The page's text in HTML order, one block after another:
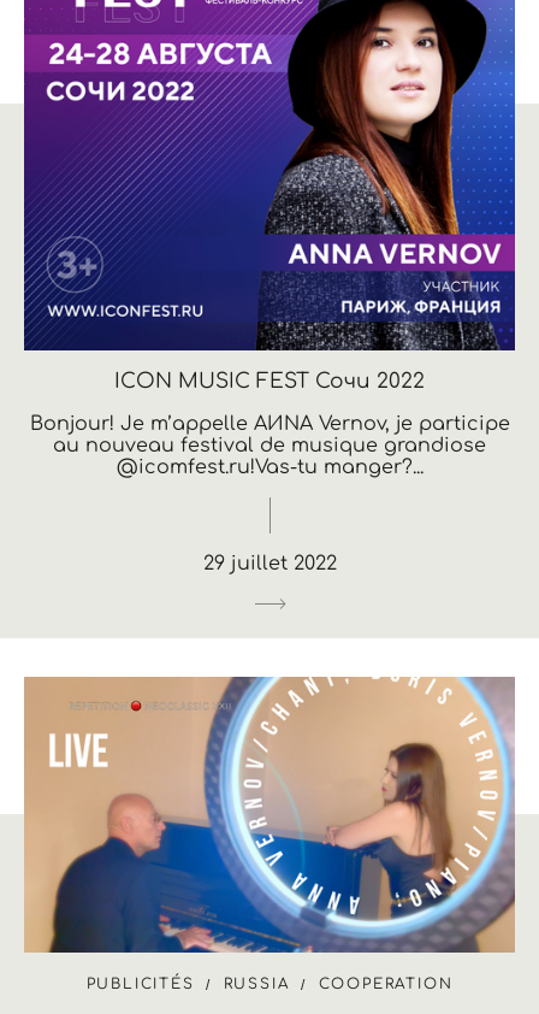
ICON MUSIC FEST Сочи 2022
Bonjour! Je m’appelle АИNA Vernov, je participe
au nouveau festival de musique grandiose
@icomfest.ru!Vas-tu manger?...
29 juillet 2022
PUBLICITÉS RUSSIA COOPERATION